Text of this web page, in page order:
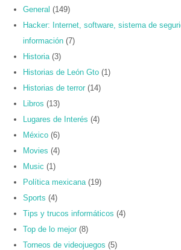
General (149)
Hacker: Internet, software, sistema de
información (7)
Historia (3)
Historias de León Gto (1)
Historias de terror (14)
Libros (13)
Lugares de Interés (4)
México (6)
Movies (4)
Music (1)
Política mexicana (19)
Sports (4)
Tips y trucos informáticos (4)
Top de lo mejor (8)
Torneos de videojuegos (5)